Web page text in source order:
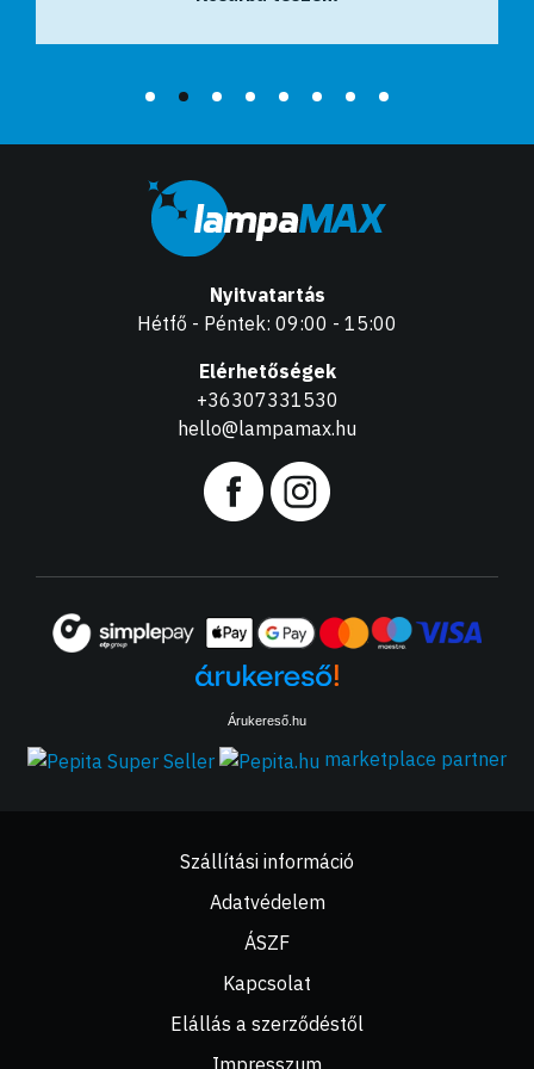
Nyitvatartás
Hétfő - Péntek: 09:00 - 15:00
Elérhetőségek
+36307331530
hello@lampamax.hu
Árukereső.hu
marketplace partner
Szállítási információ
Adatvédelem
ÁSZF
Kapcsolat
Elállás a szerződéstől
Impresszum